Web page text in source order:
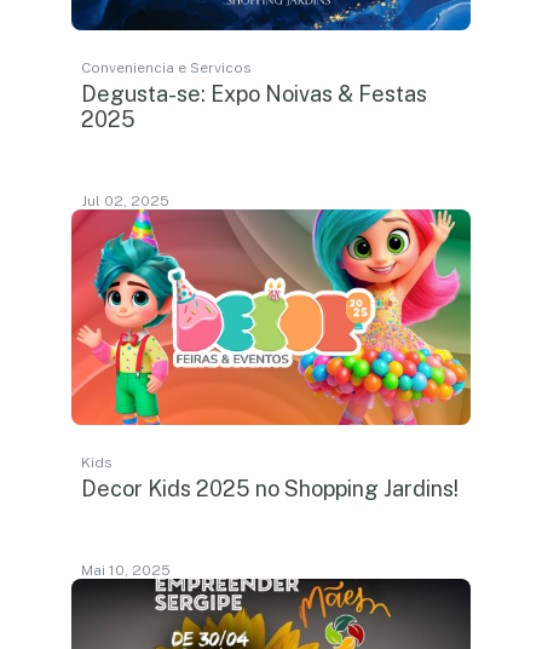
Conveniencia e Servicos
Degusta-se: Expo Noivas & Festas
2025
Jul 02, 2025
Kids
Decor Kids 2025 no Shopping Jardins!
Mai 10, 2025